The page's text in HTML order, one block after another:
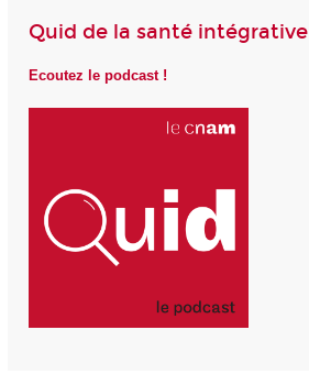
Quid de la santé intégrative
Ecoutez le podcast !